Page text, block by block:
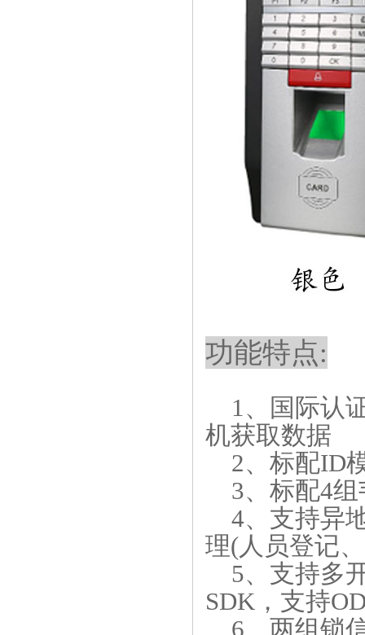
功能特点:
1、国际认
机获取数据
2、标配ID
3、标配4组
4、支持异
理(人员登记
5、支持多
SDK，支持
6、两组锁